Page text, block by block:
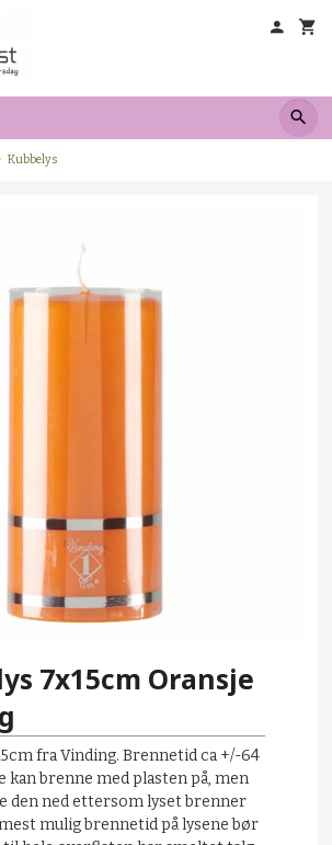
Kubbelys
7x15cm Oransje
fra Vinding. Brennetid ca +/-64
kan brenne med plasten på, men
den ned ettersom lyset brenner
mest mulig brennetid på lysene bør